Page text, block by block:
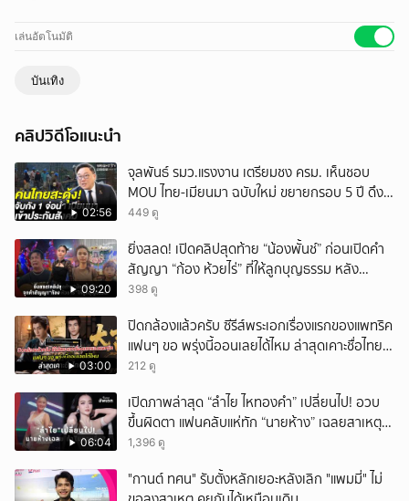
เล่นอัตโนมัติ
บันเทิง
คลิปวิดีโอแนะนำ
02:56
จุลพันธ์ รมว.แรงงาน เตรียมชง ครม. เห็นชอบ
MOU ไทย-เมียนมา ฉบับใหม่ ขยายกรอบ 5 ปี ดึง
แรงงานเข้าระบบ
449 ดู
09:20
ยิ่งสลด! เปิดคลิปสุดท้าย “น้องพั้นช์” ก่อนเปิดคำ
สัญญา “ก้อง ห้วยไร่” ที่ให้ลูกบุญธรรม หลัง
ลาโลก!
398 ดู
03:00
ปิดกล้องแล้วครับ ซีรีส์พระเอกเรื่องแรกของแพทริค
แฟนๆ ขอ พรุ่งนี้ออนเลยได้ไหม ล่าสุดเคาะชื่อไทย
แล้ว
212 ดู
06:04
เปิดภาพล่าสุด “ลำไย ไหทองคำ” เปลี่ยนไป! อวบ
ขึ้นผิดตา แฟนคลับแห่ทัก “นายห้าง” เฉลยสาเหตุ
ชัด!
1,396 ดู
"กานต์ ทศน" รับตั้งหลักเยอะหลังเลิก "แพมมี่" ไม่